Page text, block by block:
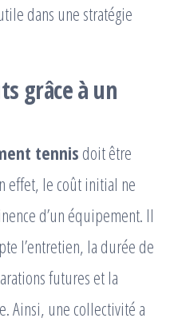
dans une stratégie
grâce à un
tennis doit être
effet, le coût initial ne
d’un équipement. Il
l’entretien, la durée de
futures et la
Ainsi, une collectivité a